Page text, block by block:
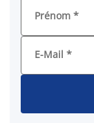
Prénom *
E-Mail *